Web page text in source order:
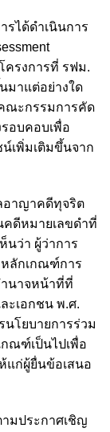
รได้ดำเนินการ
ครงการที่ รฟม.
มาแต่อย่างใด
ณะกรรมการคัด
อบคอบเพื่อ
เพิ่มเติมขึ้นจาก
อาญาคดีทุจริต
ดีหมายเลขดำที่
นว่า ผู้ว่าการ
ลักเกณฑ์การ
ำนาจหน้าที่ที่
ะเอกชน พ.ศ.
โยบายการร่วม
ณฑ์เป็นไปเพื่อ
แก่ผู้ยื่นข้อเสนอ
มประกาศเชิญ